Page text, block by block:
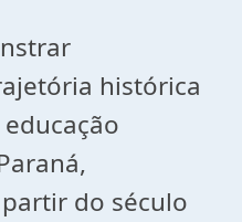
histórica
do século